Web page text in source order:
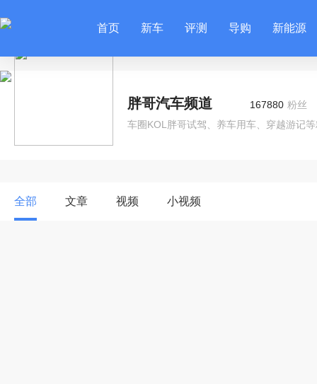
首页 新车 评测 导购 新能源
胖哥汽车频道 167880 粉丝
车圈KOL胖哥试驾、养车用车、穿越游记
全部 文章 视频 小视频